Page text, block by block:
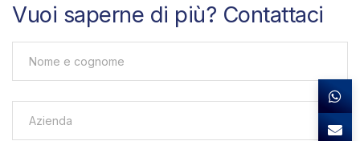
Vuoi saperne di più? Contattaci